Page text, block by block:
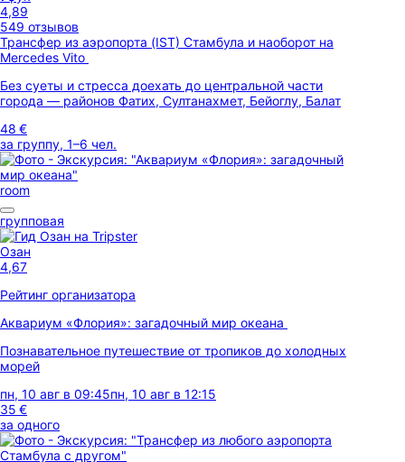
4,89
549 отзывов
Трансфер из аэропорта (IST) Стамбула и наоборот на
Mercedes Vito
Без суеты и стресса доехать до центральной части
города — районов Фатих, Султанахмет, Бейоглу, Балат
48 €
за группу, 1–6 чел.
room
групповая
Озан
4,67
Рейтинг организатора
Аквариум «Флория»: загадочный мир океана
Познавательное путешествие от тропиков до холодных
морей
пн, 10 авг в 09:45пн, 10 авг в 12:15
35 €
за одного